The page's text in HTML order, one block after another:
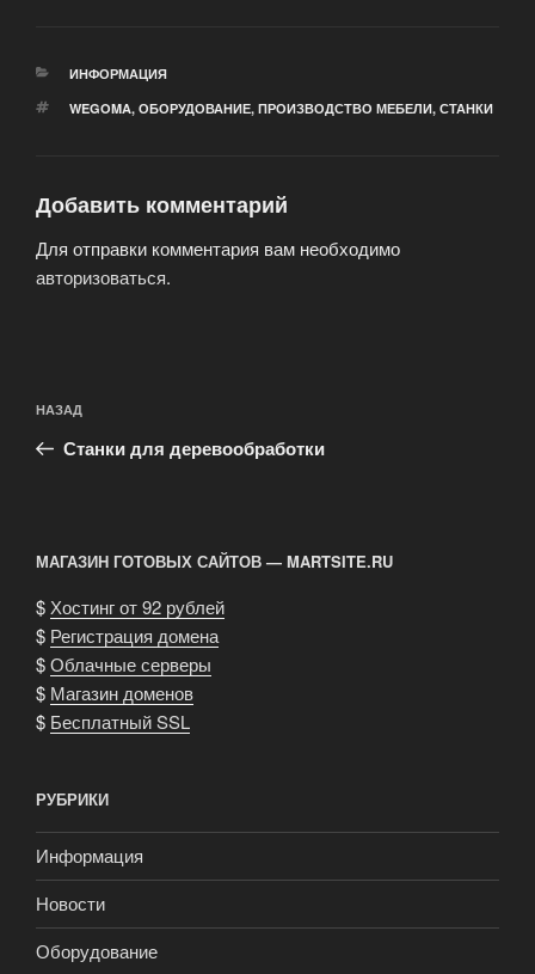
РУБРИКИ
ИНФОРМАЦИЯ
МЕТКИ
WEGOMA, ОБОРУДОВАНИЕ, ПРОИЗВОДСТВО МЕБЕЛИ, СТАНКИ
Добавить комментарий
Для отправки комментария вам необходимо
авторизоваться.
по
записям
Предыдущая
запись:
НАЗАД
Станки для деревообработки
МАГАЗИН ГОТОВЫХ САЙТОВ — MARTSITE.RU
$Хостинг от 92 рублей
$ Регистрация домена
$Облачные серверы
$ Магазин доменов
$ Бесплатный SSL
РУБРИКИ
Информация
Новости
Оборудование